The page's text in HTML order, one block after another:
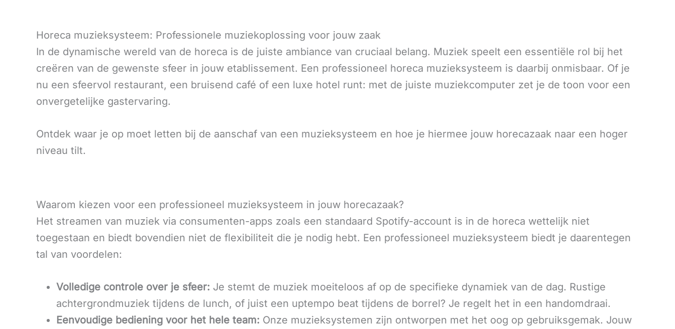
Horeca muzieksysteem: Professionele muziekoplossing voor jouw zaak
In de dynamische wereld van de horeca is de juiste ambiance van cruciaal belang. Muziek speelt een essentiële rol bij het
creëren van de gewenste sfeer in jouw etablissement. Een professioneel horeca muzieksysteem is daarbij onmisbaar. Of je
nu een sfeervol restaurant, een bruisend café of een luxe hotel runt: met de juiste muziekcomputer zet je de toon voor een
onvergetelijke gastervaring.
Ontdek waar je op moet letten bij de aanschaf van een muzieksysteem en hoe je hiermee jouw horecazaak naar een hoger
niveau tilt.
Waarom kiezen voor een professioneel muzieksysteem in jouw horecazaak?
Het streamen van muziek via consumenten-apps zoals een standaard Spotify-account is in de horeca wettelijk niet
toegestaan en biedt bovendien niet de flexibiliteit die je nodig hebt. Een professioneel muzieksysteem biedt je daarentegen
tal van voordelen:
Volledige controle over je sfeer: Je stemt de muziek moeiteloos af op de specifieke dynamiek van de dag. Rustige
achtergrondmuziek tijdens de lunch, of juist een uptempo beat tijdens de borrel? Je regelt het in een handomdraai.
Eenvoudige bediening voor het hele team: Onze muzieksystemen zijn ontworpen met het oog op gebruiksgemak. Jouw